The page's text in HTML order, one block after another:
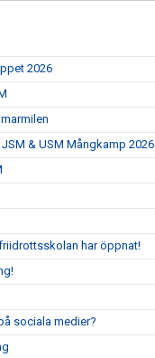
2026
& USM Mångkamp 2026
har öppnat!
sociala medier?